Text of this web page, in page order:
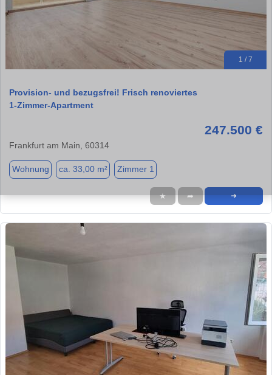
1 / 7
Provision- und bezugsfrei! Frisch renoviertes
1‑Zimmer‑Apartment
247.500 €
Frankfurt am Main, 60314
Wohnung ca. 33,00 m² Zimmer 1
★ ➦ ➜